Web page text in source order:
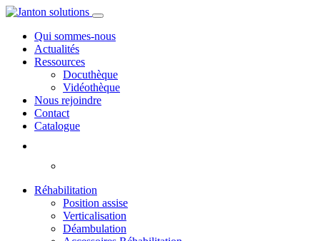
Qui sommes-nous
Actualités
Ressources
Docuthèque
Vidéothèque
Nous rejoindre
Contact
Catalogue
Réhabilitation
Position assise
Verticalisation
Déambulation